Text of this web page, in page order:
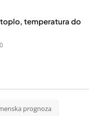
temperatura do
0
prognoza